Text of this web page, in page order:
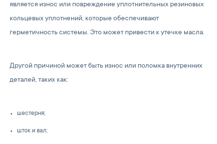
является износ или повреждение уплотнительных резиновых
кольцевых уплотнений, которые обеспечивают
герметичность системы. Это может привести к утечке масла.
Другой причиной может быть износ или поломка внутренних
деталей, таких как:
шестерня;
шток и вал;